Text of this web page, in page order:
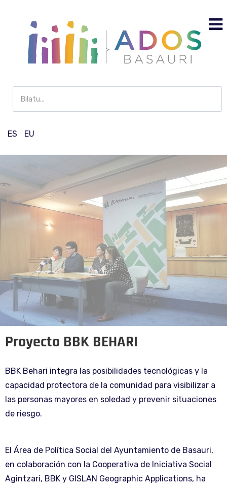
ES
EU
Proyecto BBK BEHARI
BBK Behari integra las posibilidades tecnológicas y la
capacidad protectora de la comunidad para visibilizar a
las personas mayores en soledad y prevenir situaciones
de riesgo.
El Área de Política Social del Ayuntamiento de Basauri,
en colaboración con la Cooperativa de Iniciativa Social
Agintzari, BBK y GISLAN Geographic Applications, ha